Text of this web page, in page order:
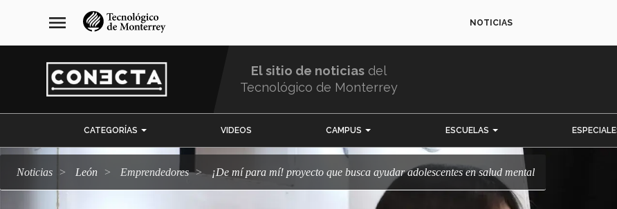
navegación
principal
menu NOTICIAS
El sitio de noticias del
Tecnológico de Monterrey
CATEGORÍAS VIDEOS CAMPUS ESCUELAS
Noticias León emprendedores ¡De mí para mí! proyecto que busca ayudar adolescentes en salud mental